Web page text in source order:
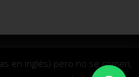
LLC -AGENCIA DE
en inglés) pero no se comen,